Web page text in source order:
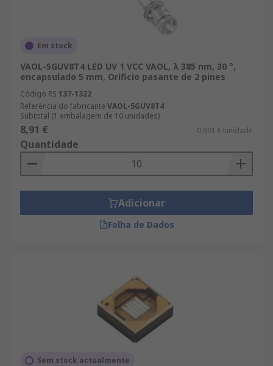
Em stock
VAOL-5GUV8T4 LED UV 1 VCC VAOL, λ 385 nm, 30 °,
encapsulado 5 mm, Orificio pasante de 2 pines
Código RS 137-1322
Referência do fabricante VAOL-5GUV8T4
Subtotal (1 embalagem de 10 unidades)
8,91 € 0,891 €/unidade
Quantidade
Adicionar
Folha de Dados
Sem stock actualmente